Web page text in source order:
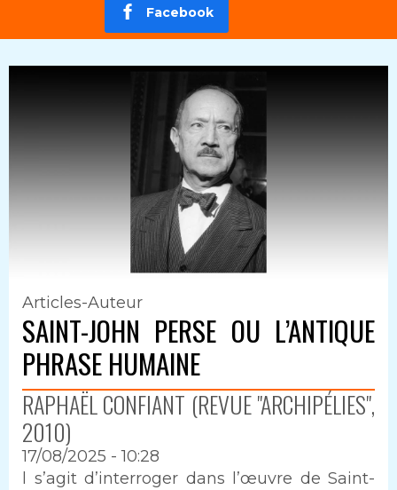
Facebook
Articles-Auteur
SAINT-JOHN PERSE OU L’ANTIQUE
PHRASE HUMAINE
RAPHAËL CONFIANT (REVUE "ARCHIPÉLIES",
2010)
17/08/2025 - 10:28
Intro
l s’agit d’interroger dans l’œuvre de Saint-